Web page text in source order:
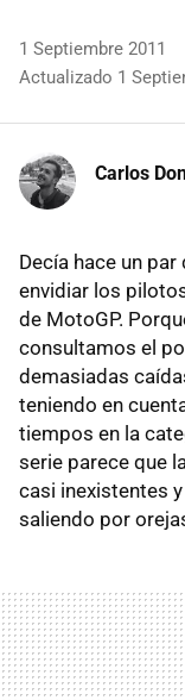
1 Septiembre 2011
Actualizado 1
Carlos
Decía hace un
envidiar los
de MotoGP.
consultamos el
demasiadas
teniendo en
tiempos en la
serie parece que
casi inexistentes
saliendo por